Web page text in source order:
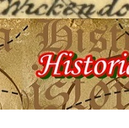
3 !!! e-mail: